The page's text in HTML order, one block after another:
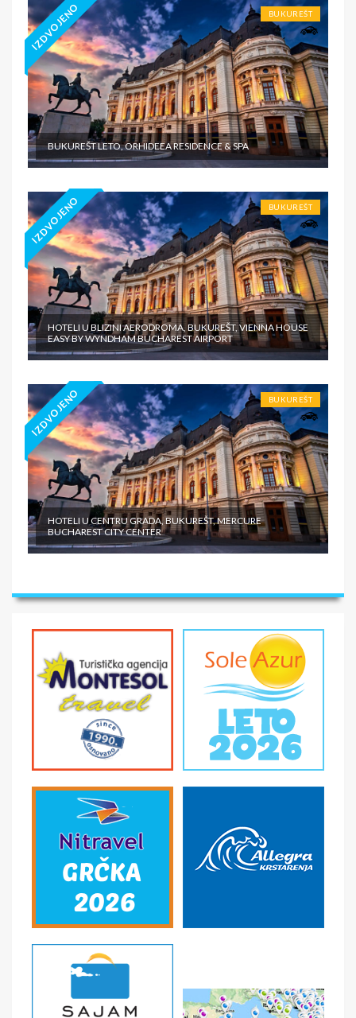
IZDVOJENO BUKUREŠT
BUKUREŠT LETO, ORHIDEEA RESIDENCE & SPA
IZDVOJENO BUKUREŠT
HOTELI U BLIZINI AERODROMA, BUKUREŠT, VIENNA HOUSE
EASY BY WYNDHAM BUCHAREST AIRPORT
IZDVOJENO BUKUREŠT
HOTELI U CENTRU GRADA, BUKUREŠT, MERCURE
BUCHAREST CITY CENTER